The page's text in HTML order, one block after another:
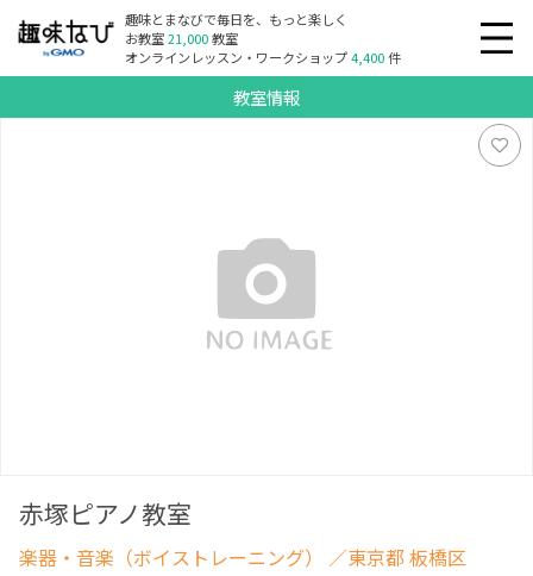
趣味とまなびで毎日を、もっと楽しく
お教室21,000教室
オンラインレッスン・ワークショップ4,400件
教室情報
赤塚ピアノ教室
楽器・音楽（ボイストレーニング） ／東京都 板橋区